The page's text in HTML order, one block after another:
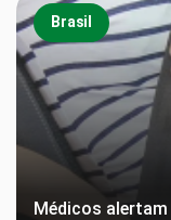
Brasil
Médicos